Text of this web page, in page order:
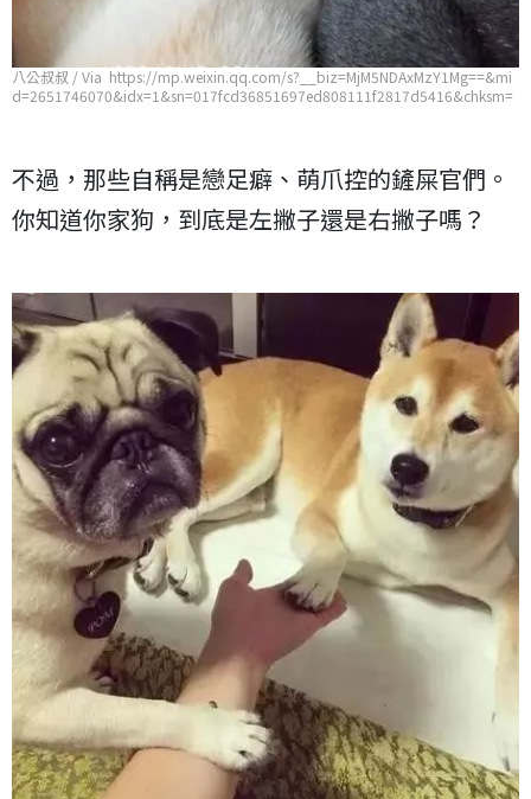
八公叔叔 / Via https://mp.weixin.qq.com/s?__biz=MjM5NDAxMzY1Mg==&mi
d=2651746070&idx=1&sn=017fcd36851697ed808111f2817d5416&chksm=
不過，那些自稱是戀足癖、萌爪控的鏟屎官們。
你知道你家狗，到底是左撇子還是右撇子嗎？